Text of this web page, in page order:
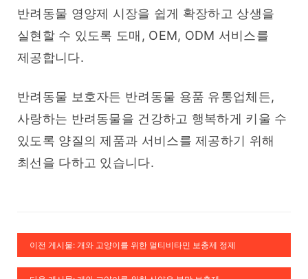
반려동물 영양제 시장을 쉽게 확장하고 상생을
실현할 수 있도록 도매, OEM, ODM 서비스를
제공합니다.
반려동물 보호자든 반려동물 용품 유통업체든,
사랑하는 반려동물을 건강하고 행복하게 키울 수
있도록 양질의 제품과 서비스를 제공하기 위해
최선을 다하고 있습니다.
이전 게시물: 개와 고양이를 위한 멀티비타민 보충제 정제